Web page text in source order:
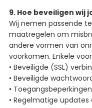
9. Hoe beveiligen wij
Wij nemen passende
maatregelen om
andere vormen van
voorkomen. Enkele
• Beveiligde (SSL)
• Beveiligde
• Toegangsbeperkingen
• Regelmatige